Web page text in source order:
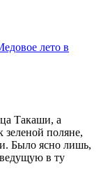
лето в
Такаши, а
поляне,
Было ясно лишь,
ведущую в ту